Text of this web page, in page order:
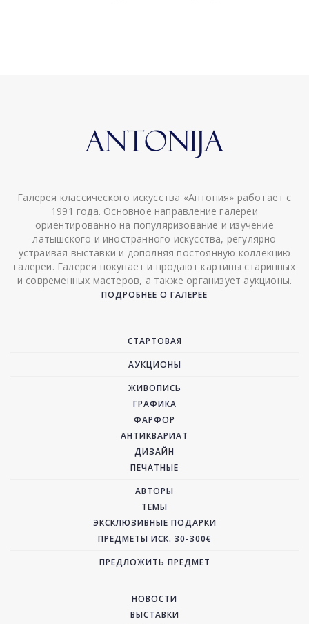
Галерея классического искусства «Антония» работает с
1991 года. Основное направление галереи
ориентированно на популяризование и изучение
латышского и иностранного искусства, регулярно
устраивая выставки и дополняя постоянную коллекцию
галереи. Галерея покупает и продают картины старинных
и современных мастеров, а также организует аукционы.
ПОДРОБНЕЕ О ГАЛЕРЕЕ
СТАРТОВАЯ
АУКЦИОНЫ
ЖИВОПИСЬ
ГРАФИКА
ФАРФОР
АНТИКВАРИАТ
ДИЗАЙН
ПЕЧАТНЫЕ
АВТОРЫ
ТЕМЫ
ЭКСКЛЮЗИВНЫЕ ПОДАРКИ
ПРЕДМЕТЫ ИСК. 30-300€
ПРЕДЛОЖИТЬ ПРЕДМЕТ
НОВОСТИ
ВЫСТАВКИ